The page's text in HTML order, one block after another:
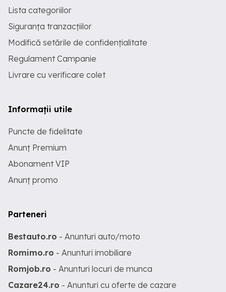
Lista categoriilor
Siguranța tranzacțiilor
Modifică setările de confidențialitate
Regulament Campanie
Livrare cu verificare colet
Informații utile
Puncte de fidelitate
Anunț Premium
Abonament VIP
Anunț promo
Parteneri
Bestauto.ro - Anunturi auto/moto
Romimo.ro - Anunturi imobiliare
Romjob.ro - Anunturi locuri de munca
Cazare24.ro - Anunturi cu oferte de cazare